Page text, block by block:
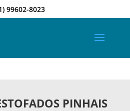
99602-8023
PINHAIS